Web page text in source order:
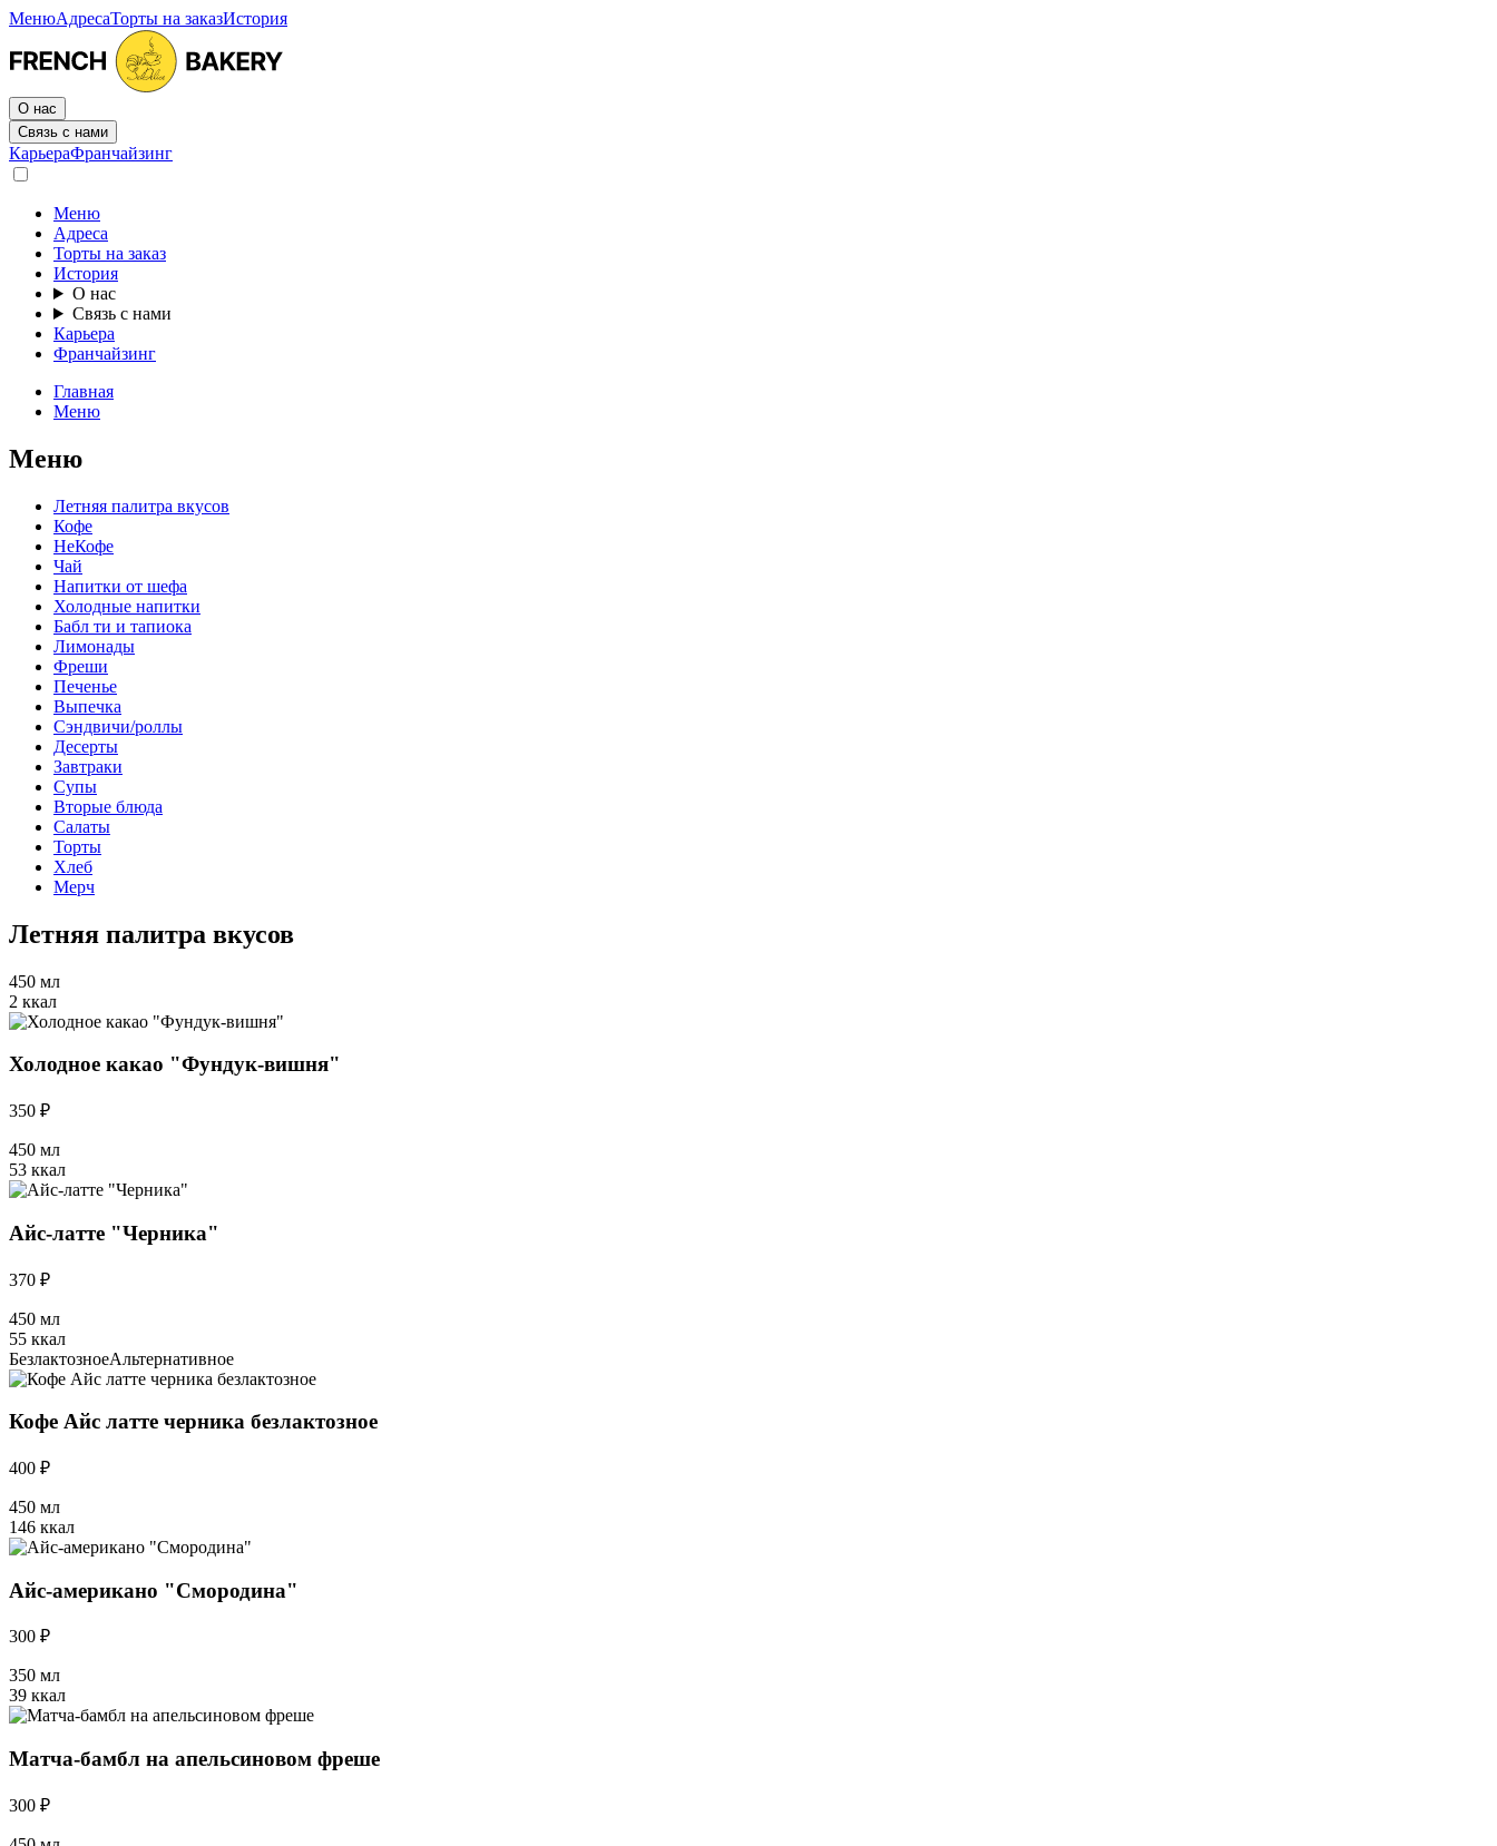
МенюАдресаТорты на заказИстория
О нас
Связь с нами
КарьераФранчайзинг
Меню
Адреса
Торты на заказ
История
О нас
Связь с нами
Карьера
Франчайзинг
Главная
Меню
Меню
Летняя палитра вкусов
Кофе
НеКофе
Чай
Напитки от шефа
Холодные напитки
Бабл ти и тапиока
Лимонады
Фреши
Печенье
Выпечка
Сэндвичи/роллы
Десерты
Завтраки
Супы
Вторые блюда
Салаты
Торты
Хлеб
Мерч
Летняя палитра вкусов
450 мл
2 ккал
Холодное какао "Фундук-вишня"
350 ₽
450 мл
53 ккал
Айс-латте "Черника"
370 ₽
450 мл
55 ккал
БезлактозноеАльтернативное
Кофе Айс латте черника безлактозное
400 ₽
450 мл
146 ккал
Айс-американо "Смородина"
300 ₽
350 мл
39 ккал
Матча-бамбл на апельсиновом фреше
300 ₽